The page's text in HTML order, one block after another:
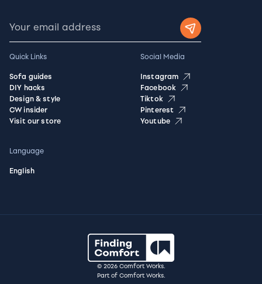
Quick Links
Sofa guides
DIY hacks
Design & style
CW insider
Visit our store
Social Media
Instagram
Facebook
Tiktok
Pinterest
Youtube
Language
English
© 2026 Comfort Works.
Part of Comfort Works.